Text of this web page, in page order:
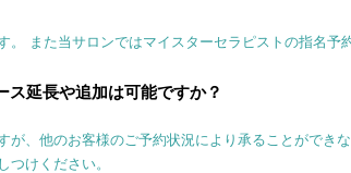
。 また当サロンではマイスターセラピストの指名予
ス延長や追加は可能ですか？
が、他のお客様のご予約状況により承ることができ
つけください。